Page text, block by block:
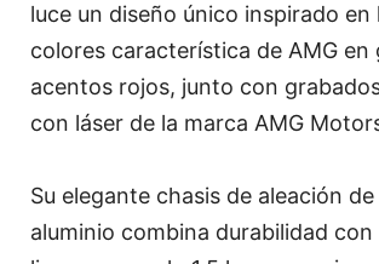
luce un diseño único inspirado en
colores característica de AMG en
acentos rojos, junto con
con láser de la marca AMG
Su elegante chasis de aleación
aluminio combina durabilidad